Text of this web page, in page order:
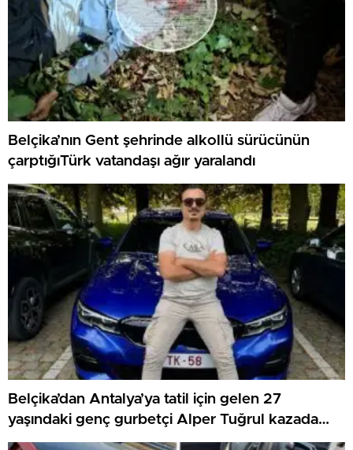
Belçika’nın Gent şehrinde alkollü sürücünün
çarptığıTürk vatandaşı ağır yaralandı
Belçika’dan Antalya’ya tatil için gelen 27
yaşındaki genç gurbetçi Alper Tuğrul kazada
hayatını kaybetti